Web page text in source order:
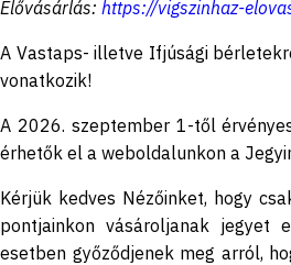
Elővásárlás: https://vigszinhaz-
A Vastaps- illetve Ifjúsági
vonatkozik!
A 2026. szeptember 1-től
érhetők el a weboldalunkon a
Kérjük kedves Nézőinket, hogy
pontjainkon vásároljanak jegyet
esetben győződjenek meg arról,